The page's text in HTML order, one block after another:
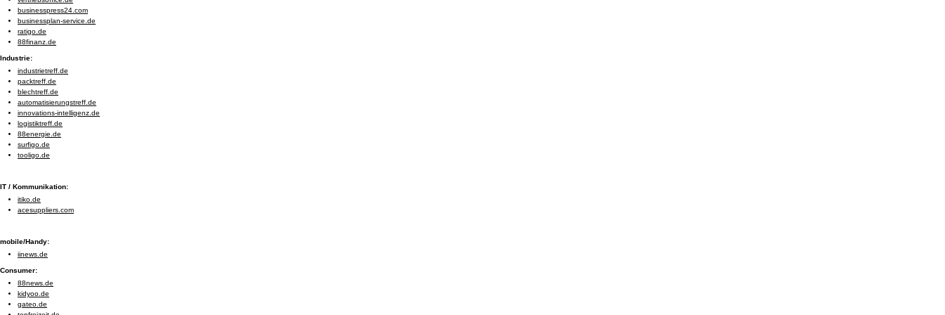
businesspress24.com
businessplan-service.de
ratigo.de
88finanz.de
Industrie:
industrietreff.de
packtreff.de
blechtreff.de
automatisierungstreff.de
innovations-intelligenz.de
logistiktreff.de
88energie.de
surfigo.de
tooligo.de
IT / Kommunikation:
itiko.de
acesuppliers.com
mobile/Handy:
iinews.de
Consumer:
88news.de
kidyoo.de
gateo.de